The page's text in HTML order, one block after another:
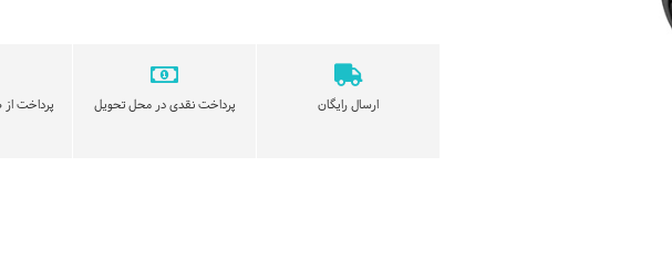
ارسال رایگان پرداخت نقدی در محل تحویل پرداخت از